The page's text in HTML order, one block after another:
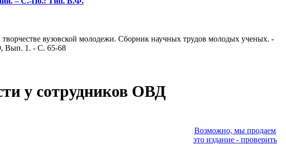
вузовской молодежи. Сборник научных трудов молодых ученых. -
Вып. 1. - С. 65-68
у сотрудников ОВД
Возможно, мы продаем
это издание - проверить